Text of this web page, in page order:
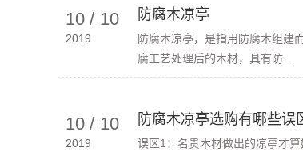
10 / 10
2019
防腐木凉亭
防腐木凉亭，是指用防腐木组建
腐工艺处理后的木材，具有防...
10 / 10
2019
防腐木凉亭选购有哪些误
误区1：名贵木材做出的凉亭